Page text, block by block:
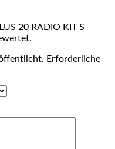
20 RADIO KIT S
Erforderliche